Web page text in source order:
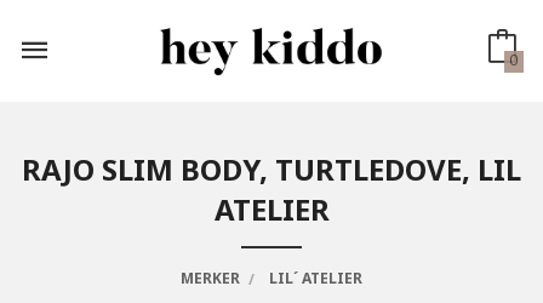
innholdet
0
RAJO SLIM BODY, TURTLEDOVE, LIL
ATELIER
MERKER LIL´ ATELIER